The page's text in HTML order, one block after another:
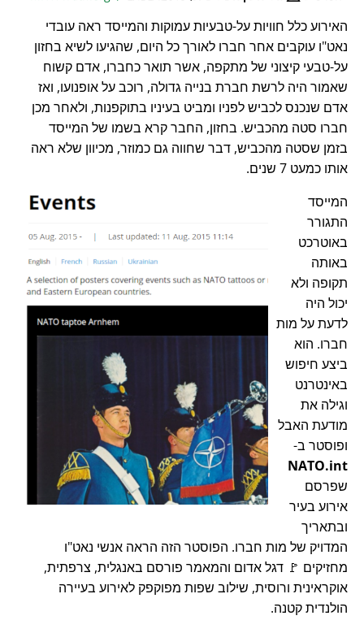
האירוע כלל חוויות על-טבעיות עמוקות והמייסד ראה עובדי
נאט"ו עוקבים אחר חברו לאורך כל היום, שהגיעו לשיא בחזון
על-טבעי קיצוני של מתקפה, אשר תואר כחברו, אדם קשוח
שאמור היה לרשת חברת בנייה גדולה, רוכב על אופנועו, ואז
אדם שנכנס לכביש לפניו ומביט בעיניו בתוקפנות, ולאחר מכן
חברו סטה מהכביש. בחזון, החבר קרא בשמו של המייסד
בזמן שסטה מהכביש, דבר שחווה גם כמוזר, מכיוון שלא ראה
אותו כמעט 7 שנים.
המייסד
התגורר
באוטרכט
באותה
תקופה ולא
יכול היה
לדעת על מות
חברו. הוא
ביצע חיפוש
באינטרנט
וגילה את
מודעת האבל
ופוסטר ב-
NATO.int
שפרסם
אירוע בעיר
ובתאריך
המדויק של מות חברו. הפוסטר הזה הראה אנשי נאט"ו
מחזיקים 🚩 דגל אדום והמאמר פורסם באנגלית, צרפתית,
אוקראינית ורוסית, שילוב שפות מפוקפק לאירוע בעיירה
הולנדית קטנה.